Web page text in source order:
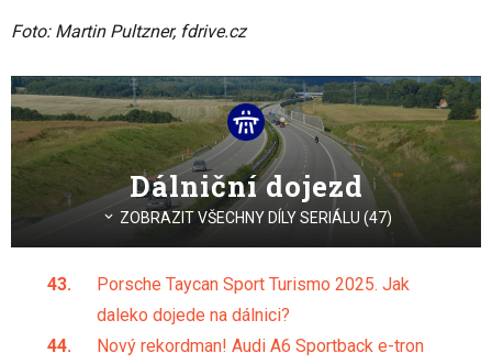
Foto: Martin Pultzner, fdrive.cz
Dálniční dojezd
ZOBRAZIT VŠECHNY DÍLY SERIÁLU (47)
Porsche Taycan Sport Turismo 2025. Jak
daleko dojede na dálnici?
Nový rekordman! Audi A6 Sportback e-tron